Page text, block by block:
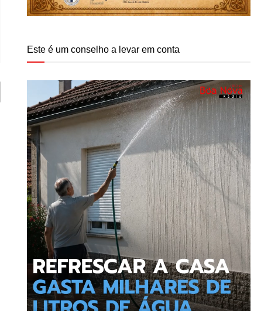
Este é um conselho a levar em conta